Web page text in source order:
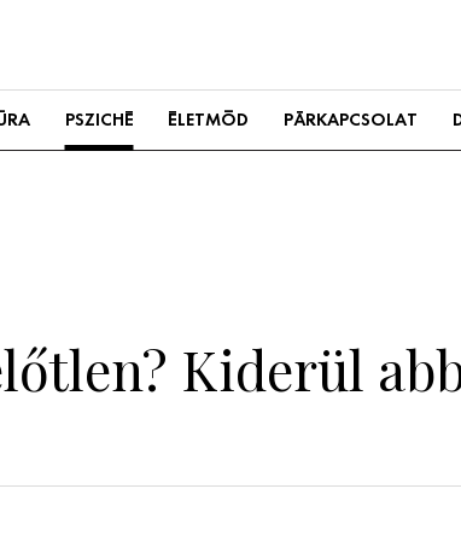
PSZICHÉ ÉLETMÓD PÁRKAPCSOLAT
Kiderül